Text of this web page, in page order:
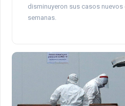
disminuyeron sus casos
semanas.